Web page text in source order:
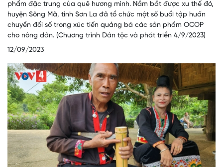
phẩm đặc trưng của quê hương mình. Nắm bắt được xu thế đó,
huyện Sông Mã, tỉnh Sơn La đã tổ chức một số buổi tập huấn
chuyển đổi số trong xúc tiến quảng bá các sản phẩm OCOP
cho nông dân. (Chương trình Dân tộc và phát triển 4/9/2023)
12/09/2023